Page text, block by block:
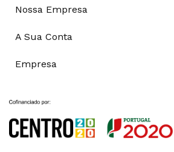
Nossa Empresa
A Sua Conta
Empresa